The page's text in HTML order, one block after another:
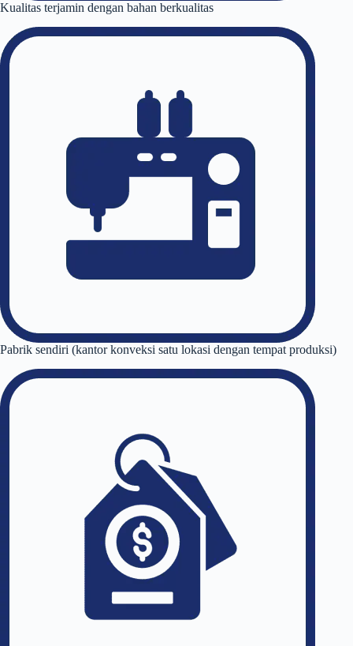
Kualitas terjamin dengan bahan berkualitas
Pabrik sendiri (kantor konveksi satu lokasi dengan tempat produksi)